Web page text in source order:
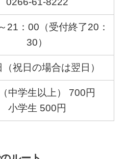
21：00（受付終了20：
30）
（祝日の場合は翌日）
中学生以上） 700円
小学生 500円